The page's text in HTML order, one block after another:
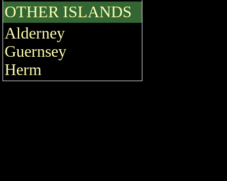
OTHER ISLANDS
Alderney
Guernsey
Herm